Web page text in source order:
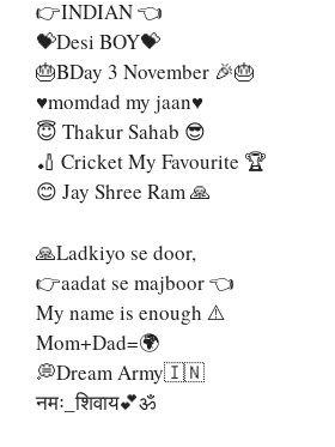
👉INDIAN 👈
💝Desi BOY💝
🎂BDay 3 November 🎉🎂
♥️momdad my jaan♥️
😇 Thakur Sahab 😎
🏏 Cricket My Favourite 🏆
😊 Jay Shree Ram 🙏
🙏Ladkiyo se door,
👉aadat se majboor 👈
My name is enough ⚠️
Mom+Dad=🌍
💭Dream Army🇮🇳
नमः_शिवाय💕ॐ